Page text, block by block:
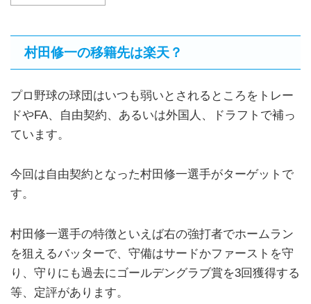
村田修一の移籍先は楽天？
プロ野球の球団はいつも弱いとされるところをトレー
ドやFA、自由契約、あるいは外国人、ドラフトで補っ
ています。
今回は自由契約となった村田修一選手がターゲットで
す。
村田修一選手の特徴といえば右の強打者でホームラン
を狙えるバッターで、守備はサードかファーストを守
り、守りにも過去にゴールデングラブ賞を3回獲得する
等、定評があります。